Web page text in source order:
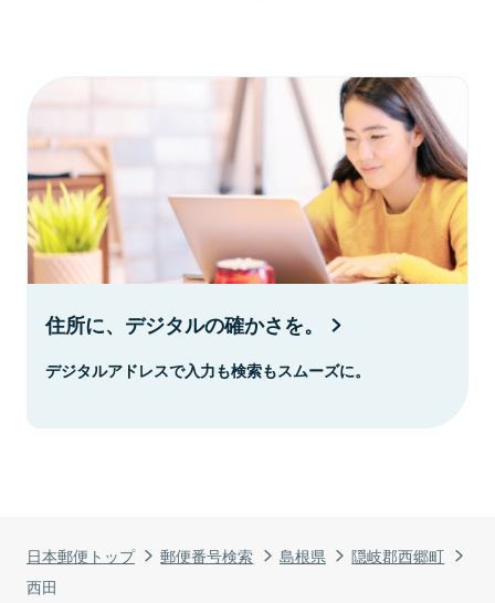
日本郵便トップ 郵便番号検索 島根県
隠岐郡西郷町
西田
住所に、デジタルの確かさを。
デジタルアドレスで入力も検索もスムーズに。